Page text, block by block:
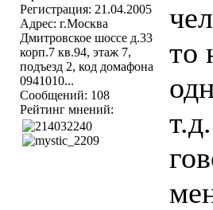
Регистрация: 21.04.2005
Адрес: г.Москва
Дмитровское шоссе д.33
корп.7 кв.94, этаж 7,
подъезд 2, код домафона
0941010...
Сообщений: 108
Рейтинг мнений:
то